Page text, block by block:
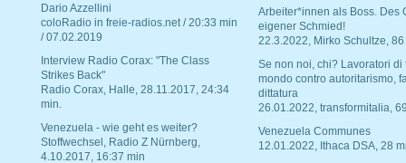
Dario Azzellini
coloRadio in freie-radios.net / 20:33 min
/ 07.02.2019
Interview Radio Corax: "The Class
Strikes Back"
Radio Corax, Halle, 28.11.2017, 24:34
min.
Venezuela - wie geht es weiter?
Stoffwechsel, Radio Z Nürnberg,
4.10.2017, 16:37 min
Arbeiter*innen als Boss. Des
eigener Schmied!
22.3.2022, Mirko Schultze, 86
Se non noi, chi? Lavoratori di
mondo contro autoritarismo,
dittatura
26.01.2022, transformitalia,
Venezuela Communes
12.01.2022, Ithaca DSA, 28